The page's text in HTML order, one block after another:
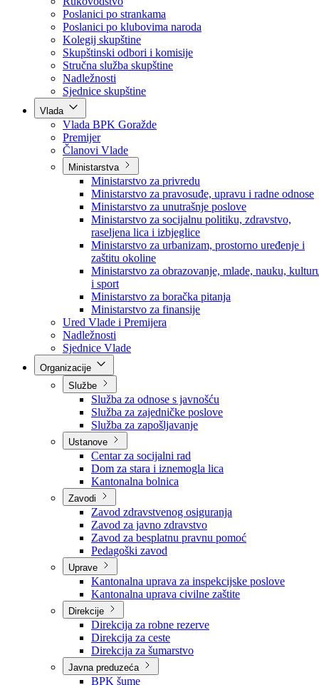
Skupština
Skupština BPK Goražde
Rukovodstvo
Poslanici po strankama
Poslanici po klubovima naroda
Kolegij skupštine
Skupštinski odbori i komisije
Stručna služba skupštine
Nadležnosti
Sjednice skupštine
Vlada
Vlada BPK Goražde
Premijer
Članovi Vlade
Ministarstva
Ministarstvo za privredu
Ministarstvo za pravosuđe, upravu i radne odnose
Ministarstvo za unutrašnje poslove
Ministarstvo za socijalnu politiku, zdravstvo,
raseljena lica i izbjeglice
Ministarstvo za urbanizam, prostorno uređenje i
zaštitu okoline
Ministarstvo za obrazovanje, mlade, nauku,
i sport
Ministarstvo za boračka pitanja
Ministarstvo za finansije
Ured Vlade i Premijera
Nadležnosti
Sjednice Vlade
Službe
Služba za odnose s javnošću
Služba za zajedničke poslove
Služba za zapošljavanje
Ustanove
Centar za socijalni rad
Dom za stara i iznemogla lica
Kantonalna bolnica
Zavodi
Zavod zdravstvenog osiguranja
Zavod za javno zdravstvo
Zavod za besplatnu pravnu pomoć
Pedagoški zavod
Uprave
Kantonalna uprava za inspekcijske poslove
Kantonalna uprava civilne zaštite
Direkcije
Direkcija za robne rezerve
Direkcija za ceste